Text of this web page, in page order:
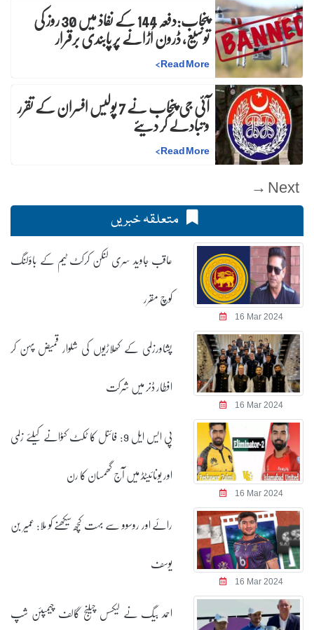
پنجاب:دفعہ 144 کے نفاذ میں 30 روز کیتوسیع، ڈرون اُڑانے پر پابندی برقرار
Read More
>
آئی جی پنجاب نے 7 پولیس افسران کے تقرر و تبادلے کر دیئے
Read More
>
Next →
متعلقہ خبریں
16 Mar 2024
عاقب جاوید سری لنکن کرکٹ ٹیم کے باؤلنگ
کوچ مقرر
16 Mar 2024
پشاورزلمی کے کھلاڑیوں کی شلوار قمیض پہن کر
افطار ڈنر میں شرکت
16 Mar 2024
پی ایس ایل 9: فائنل کا ٹکٹ کٹوانے کیلئے زلمی
اور یونائیٹڈ میں آج گھمسان کا رن
16 Mar 2024
رائے اور روسوو سے بہت کچھ سیکھنے کو ملا: عمیر بن
یوسف
احمد بیگ نے لیکسس چیلنج گالف چیمپئن شپ